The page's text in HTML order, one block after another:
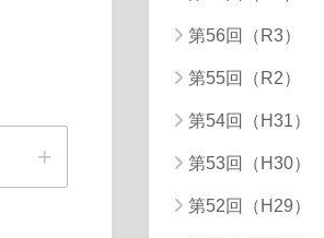
第56回（R3）
第55回（R2）
第54回（H31）
第53回（H30）
第52回（H29）